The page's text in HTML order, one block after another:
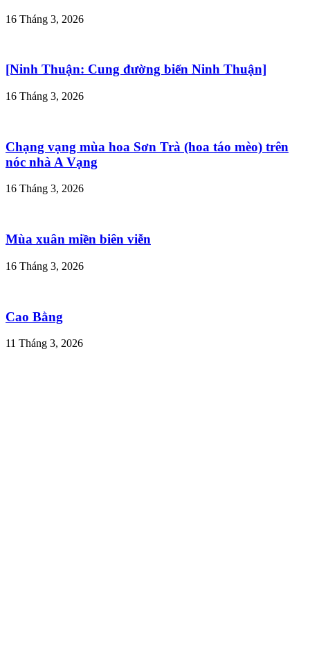
16 Tháng 3, 2026
[Ninh Thuận: Cung đường biển Ninh Thuận]
16 Tháng 3, 2026
Chạng vạng mùa hoa Sơn Trà (hoa táo mèo) trên
nóc nhà A Vạng
16 Tháng 3, 2026
Mùa xuân miền biên viễn
16 Tháng 3, 2026
Cao Bằng
11 Tháng 3, 2026